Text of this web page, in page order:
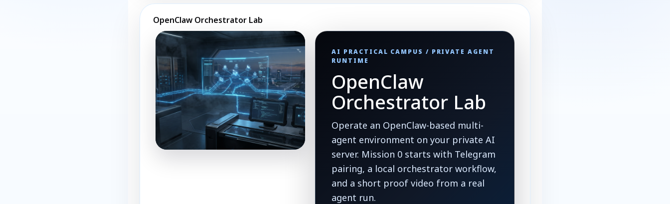
OpenClaw Orchestrator Lab
AI PRACTICAL CAMPUS / PRIVATE AGENT
RUNTIME
OpenClaw
Orchestrator Lab
Operate an OpenClaw-based multi-
agent environment on your private AI
server. Mission 0 starts with Telegram
pairing, a local orchestrator workflow,
and a short proof video from a real
agent run.